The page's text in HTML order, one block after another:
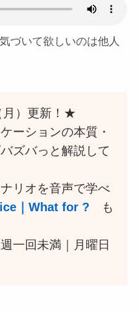
づいて欲しいのは他人
）更新！★
ーションの本質・
ズバっと解説して
リオを音声で学べ
｜What for ? も
一回未満｜月曜日